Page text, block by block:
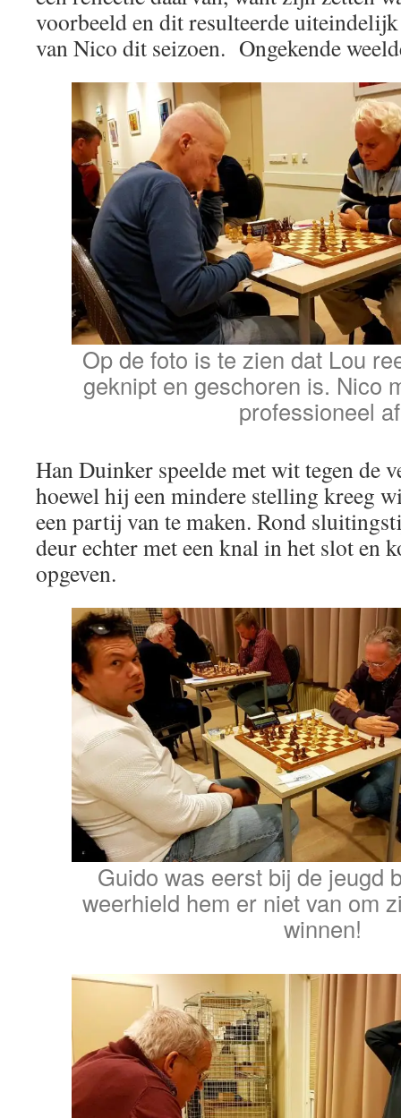
voorbeeld en dit resulteerde
van Nico dit seizoen. Ongekende
Op de foto is te zien dat Lou
geknipt en geschoren is. Nico
professioneel
Han Duinker speelde met wit tegen de
hoewel hij een mindere stelling kreeg
een partij van te maken. Rond
deur echter met een knal in het slot en
opgeven.
Guido was eerst bij de jeugd
weerhield hem er niet van om
winnen!